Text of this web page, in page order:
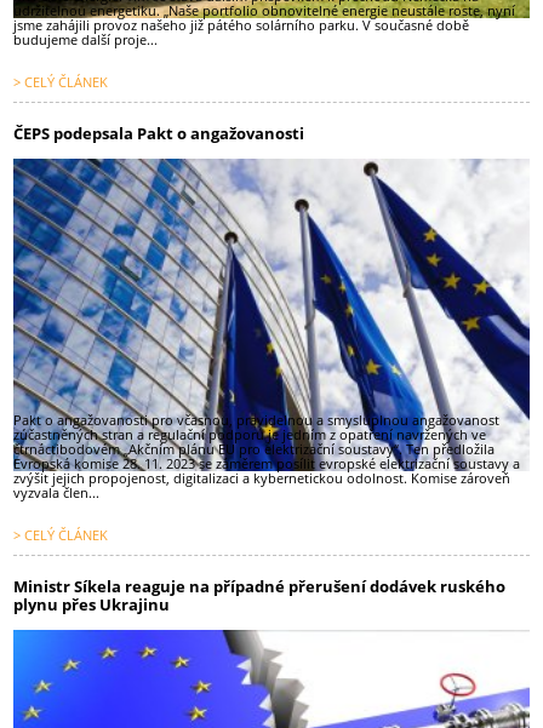
udržitelnou energetiku. „Naše portfolio obnovitelné energie neustále roste, nyní
jsme zahájili provoz našeho již pátého solárního parku. V současné době
budujeme další proje...
> CELÝ ČLÁNEK
ČEPS podepsala Pakt o angažovanosti
Pakt o angažovanosti pro včasnou, pravidelnou a smysluplnou angažovanost
zúčastněných stran a regulační podporu je jedním z opatření navržených ve
čtrnáctibodovém „Akčním plánu EU pro elektrizační soustavy“. Ten předložila
Evropská komise 28. 11. 2023 se záměrem posílit evropské elektrizační soustavy a
zvýšit jejich propojenost, digitalizaci a kybernetickou odolnost. Komise zároveň
vyzvala člen...
> CELÝ ČLÁNEK
Ministr Síkela reaguje na případné přerušení dodávek ruského
plynu přes Ukrajinu